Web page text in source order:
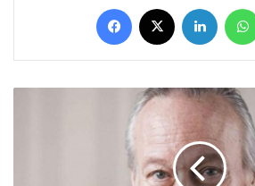
Facebook Linkedin